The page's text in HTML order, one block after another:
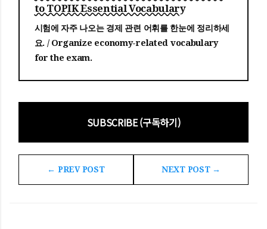
to TOPIK Essential Vocabulary
시험에 자주 나오는 경제 관련 어휘를 한눈에 정리하세
요. / Organize economy-related vocabulary
for the exam.
SUBSCRIBE (구독하기)
← PREV POST NEXT POST →